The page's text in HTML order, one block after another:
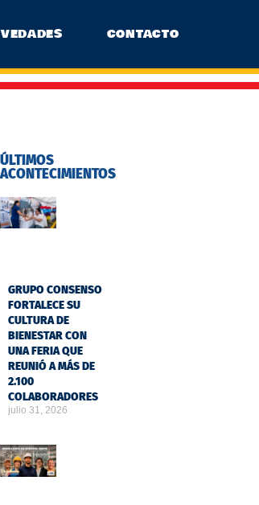
CONTACTO
ÚLTIMOS
ACONTECIMIENTOS
GRUPO CONSENSO
FORTALECE SU
CULTURA DE
BIENESTAR CON
UNA FERIA QUE
REUNIÓ A MÁS DE
2.100
COLABORADORES
julio 31, 2026